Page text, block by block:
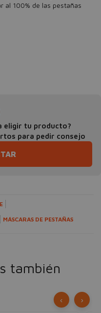
al 100% de las pestañas
eligir tu producto?
para pedir consejo
MÁSCARAS DE PESTAÑAS
también
‹ ›